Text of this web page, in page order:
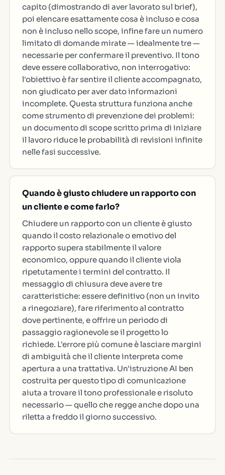
capito (dimostrando di aver lavorato sul brief),
poi elencare esattamente cosa è incluso e cosa
non è incluso nello scope, infine fare un numero
limitato di domande mirate — idealmente tre —
necessarie per confermare il preventivo. Il tono
deve essere collaborativo, non interrogativo:
l'obiettivo è far sentire il cliente accompagnato,
non giudicato per aver dato informazioni
incomplete. Questa struttura funziona anche
come strumento di prevenzione dei problemi:
un documento di scope scritto prima di iniziare
il lavoro riduce le probabilità di revisioni infinite
nelle fasi successive.
Quando è giusto chiudere un rapporto con
un cliente e come farlo?
Chiudere un rapporto con un cliente è giusto
quando il costo relazionale o emotivo del
rapporto supera stabilmente il valore
economico, oppure quando il cliente viola
ripetutamente i termini del contratto. Il
messaggio di chiusura deve avere tre
caratteristiche: essere definitivo (non un invito
a rinegoziare), fare riferimento al contratto
dove pertinente, e offrire un periodo di
passaggio ragionevole se il progetto lo
richiede. L'errore più comune è lasciare margini
di ambiguità che il cliente interpreta come
apertura a una trattativa. Un'istruzione AI ben
costruita per questo tipo di comunicazione
aiuta a trovare il tono professionale e risoluto
necessario — quello che regge anche dopo una
riletta a freddo il giorno successivo.